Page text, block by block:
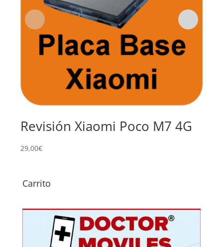
Revisión Xiaomi Poco M7 4G
29,00€
Carrito